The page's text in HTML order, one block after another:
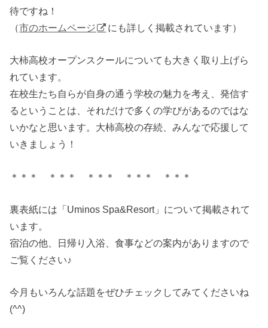
待ですね！
（市のホームページ にも詳しく掲載されています）
大柿高校オープンスクールについても大きく取り上げら
れています。
在校生たち自らが自身の通う学校の魅力を考え、発信す
るということは、それだけで多くの学びがあるのではな
いかなと思います。大柿高校の存続、みんなで応援して
いきましょう！
＊＊＊ ＊＊＊ ＊＊＊ ＊＊＊ ＊＊＊
裏表紙には「Uminos Spa&Resort」について掲載されて
います。
宿泊の他、日帰り入浴、食事などの案内がありますので
ご覧ください♪
今月もいろんな話題をぜひチェックしてみてくださいね
(^^)